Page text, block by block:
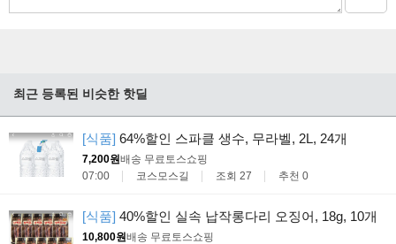
최근 등록된 비슷한 핫딜
[식품] 64%할인 스파클 생수, 무라벨, 2L, 24개
7,200원배송 무료 토스쇼핑
07:00
코스모스길 조회 27 추천 0
[식품] 40%할인 실속 납작롱다리 오징어, 18g, 10개
10,800원배송 무료 토스쇼핑